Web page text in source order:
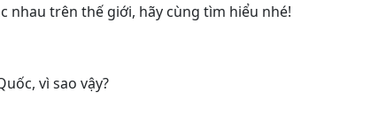
nhau trên thế giới, hãy cùng tìm hiểu nhé!
vì sao vậy?